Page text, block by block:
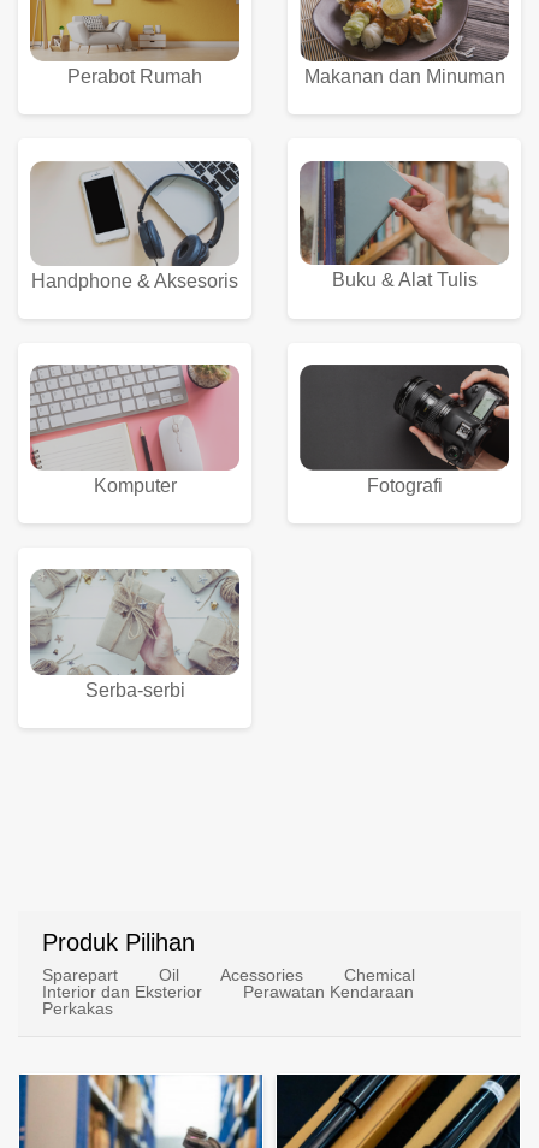
Perabot Rumah Makanan dan Minuman
Handphone & Aksesoris Buku & Alat Tulis
Komputer Fotografi
Serba-serbi
Produk Pilihan
Sparepart Oil Acessories
Chemical
Interior dan Eksterior
Perawatan Kendaraan
Perkakas